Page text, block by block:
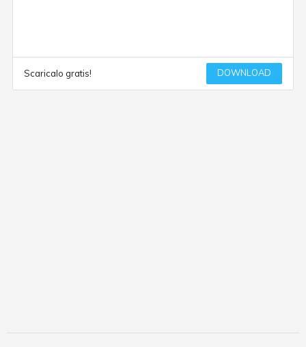
Scaricalo gratis! DOWNLOAD